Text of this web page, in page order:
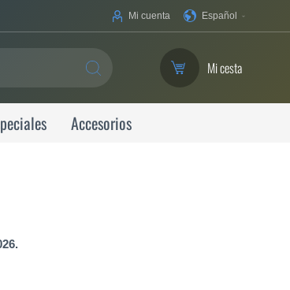
Su
Español
Mi cuenta
SEARCH Mi cesta
Accesorios